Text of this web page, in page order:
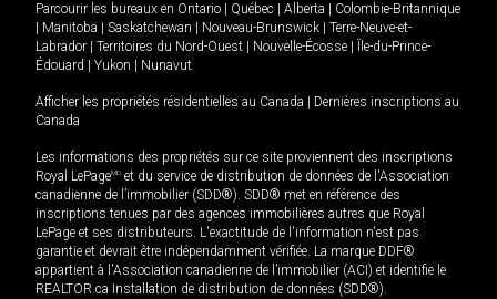
Parcourir les bureaux en Ontario Québec Alberta
Colombie-Britannique
Manitoba Saskatchewan Nouveau-Brunswick
Terre-Neuve-et-
Labrador
Territoires du Nord-Ouest Nouvelle-Écosse
Île-du-Prince-
Édouard
Yukon Nunavut
Afficher les propriétés résidentielles au Canada
Dernières inscriptions au
Canada
Les informations des propriétés sur ce site proviennent des inscriptions
Royal LePageMD et du service de distribution de données de l'Association
canadienne de l’immobilier (SDD®). SDD® met en référence des
inscriptions tenues par des agences immobilières autres que Royal
LePage et ses distributeurs. L'exactitude de l'information n'est pas
garantie et devrait être indépendamment vérifiée. La marque DDF®
appartient à l'Association canadienne de l’immobilier (ACI) et identifie le
REALTOR.ca Installation de distribution de données (SDD®).